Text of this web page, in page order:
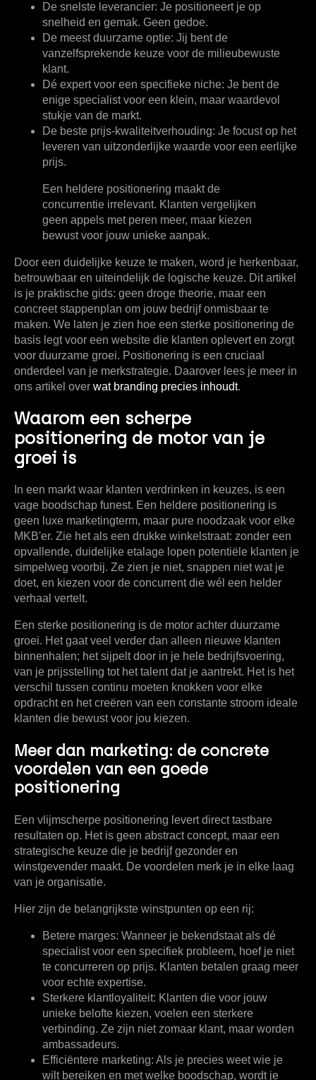
De snelste leverancier: Je positioneert je op
snelheid en gemak. Geen gedoe.
De meest duurzame optie: Jij bent de
vanzelfsprekende keuze voor de milieubewuste
klant.
Dé expert voor een specifieke niche: Je bent de
enige specialist voor een klein, maar waardevol
stukje van de markt.
De beste prijs-kwaliteitverhouding: Je focust op het
leveren van uitzonderlijke waarde voor een eerlijke
prijs.
Een heldere positionering maakt de
concurrentie irrelevant. Klanten vergelijken
geen appels met peren meer, maar kiezen
bewust voor jouw unieke aanpak.
Door een duidelijke keuze te maken, word je herkenbaar,
betrouwbaar en uiteindelijk de logische keuze. Dit artikel
is je praktische gids: geen droge theorie, maar een
concreet stappenplan om jouw bedrijf onmisbaar te
maken. We laten je zien hoe een sterke positionering de
basis legt voor een website die klanten oplevert en zorgt
voor duurzame groei. Positionering is een cruciaal
onderdeel van je merkstrategie. Daarover lees je meer in
ons artikel over wat branding precies inhoudt.
Waarom een scherpe
positionering de motor van je
groei is
In een markt waar klanten verdrinken in keuzes, is een
vage boodschap funest. Een heldere positionering is
geen luxe marketingterm, maar pure noodzaak voor elke
MKB'er. Zie het als een drukke winkelstraat: zonder een
opvallende, duidelijke etalage lopen potentiële klanten je
simpelweg voorbij. Ze zien je niet, snappen niet wat je
doet, en kiezen voor de concurrent die wél een helder
verhaal vertelt.
Een sterke positionering is de motor achter duurzame
groei. Het gaat veel verder dan alleen nieuwe klanten
binnenhalen; het sijpelt door in je hele bedrijfsvoering,
van je prijsstelling tot het talent dat je aantrekt. Het is het
verschil tussen continu moeten knokken voor elke
opdracht en het creëren van een constante stroom ideale
klanten die bewust voor jou kiezen.
Meer dan marketing: de concrete
voordelen van een goede
positionering
Een vlijmscherpe positionering levert direct tastbare
resultaten op. Het is geen abstract concept, maar een
strategische keuze die je bedrijf gezonder en
winstgevender maakt. De voordelen merk je in elke laag
van je organisatie.
Hier zijn de belangrijkste winstpunten op een rij:
Betere marges: Wanneer je bekendstaat als dé
specialist voor een specifiek probleem, hoef je niet
te concurreren op prijs. Klanten betalen graag meer
voor echte expertise.
Sterkere klantloyaliteit: Klanten die voor jouw
unieke belofte kiezen, voelen een sterkere
verbinding. Ze zijn niet zomaar klant, maar worden
ambassadeurs.
Efficiëntere marketing: Als je precies weet wie je
wilt bereiken en met welke boodschap, wordt je